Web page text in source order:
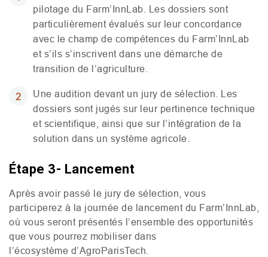
pilotage du Farm’InnLab. Les dossiers sont
particulièrement évalués sur leur concordance
avec le champ de compétences du Farm’InnLab
et s’ils s’inscrivent dans une démarche de
transition de l’agriculture.
Une audition devant un jury de sélection. Les
dossiers sont jugés sur leur pertinence technique
et scientifique, ainsi que sur l’intégration de la
solution dans un système agricole.
Étape 3- Lancement
Après avoir passé le jury de sélection, vous
participerez à la journée de lancement du Farm’InnLab,
où vous seront présentés l’ensemble des opportunités
que vous pourrez mobiliser dans
l’écosystème d’AgroParisTech.